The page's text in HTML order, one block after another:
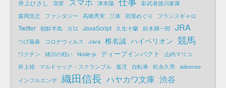
井上ひさし 突変 津本陽
影武者徳川家康
森岡浩之
ファンタジー 高橋秀実 三体 宿屋めぐり フランスギャロ
Twitter 朝鮮半島 ガロ JavaScript 久生十蘭 鈴木輝一郎 JRA
つげ義春 コロナウィルス Java 椎名誠 ハイペリオン 競馬
ワクチン 姉川の戦い Node-js ディープインパクト
山内マリコ
井上靖
マルドゥック・スクランブル 孤児 自転車 松永久秀 adsense
インフルエンザ 織田信長 ハヤカワ文庫 渋谷